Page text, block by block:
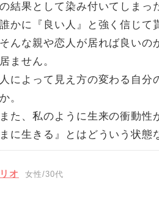
の結果として染み付いてしまっ
誰かに『良い人』と強く信じて
そんな親や恋人が居れば良いの
居ません。
人によって見え方の変わる自
か。
また、私のように生来の衝動
まに生きる』とはどういう状態
リオ 女性/30代